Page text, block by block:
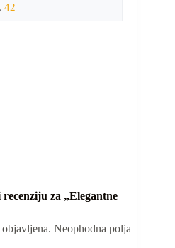
, 42
za „Elegantne
objavljena. Neophodna polja